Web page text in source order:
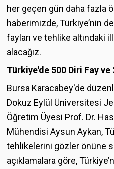
her geçen gün daha fazla
haberimizde, Türkiye’nin
fayları ve tehlike altındaki
alacağız.
Türkiye'de 500 Diri Fay ve
Bursa Karacabey'de
Dokuz Eylül Üniversitesi
Öğretim Üyesi Prof. Dr.
Mühendisi Aysun Aykan,
tehlikelerini gözler önüne
açıklamalara göre,